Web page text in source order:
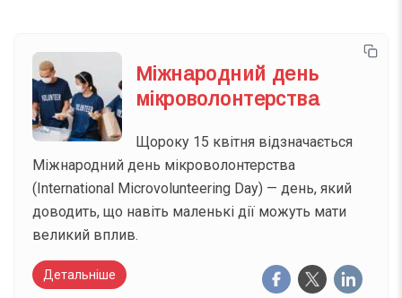
Міжнародний день
мікроволонтерства
Щороку 15 квітня відзначається
Міжнародний день мікроволонтерства
(International Microvolunteering Day) — день, який
доводить, що навіть маленькі дії можуть мати
великий вплив.
Детальніше